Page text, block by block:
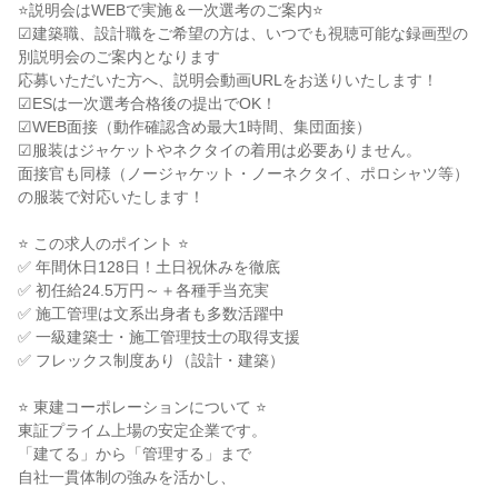
⭐説明会はWEBで実施＆一次選考のご案内⭐
☑建築職、設計職をご希望の方は、いつでも視聴可能な録画型の
別説明会のご案内となります
応募いただいた方へ、説明会動画URLをお送りいたします！
☑ESは一次選考合格後の提出でOK！
☑WEB面接（動作確認含め最大1時間、集団面接）
☑服装はジャケットやネクタイの着用は必要ありません。
面接官も同様（ノージャケット・ノーネクタイ、ポロシャツ等）
の服装で対応いたします！
⭐ この求人のポイント ⭐
✅ 年間休日128日！土日祝休みを徹底
✅ 初任給24.5万円～＋各種手当充実
✅ 施工管理は文系出身者も多数活躍中
✅ 一級建築士・施工管理技士の取得支援
✅ フレックス制度あり（設計・建築）
⭐ 東建コーポレーションについて ⭐
東証プライム上場の安定企業です。
「建てる」から「管理する」まで
自社一貫体制の強みを活かし、